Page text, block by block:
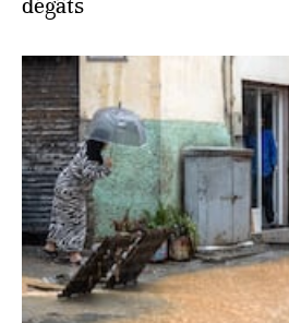
dégâts